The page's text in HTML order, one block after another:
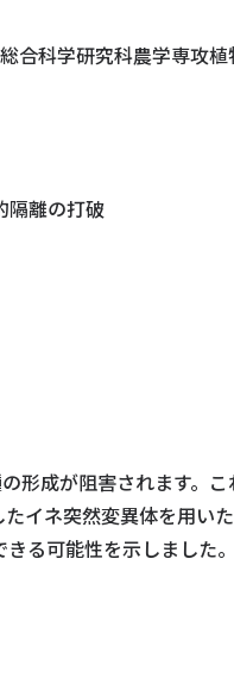
合科学研究科農学専攻
隔離の打破
形成が阻害されます。
イネ突然変異体を用い
る可能性を示しました。